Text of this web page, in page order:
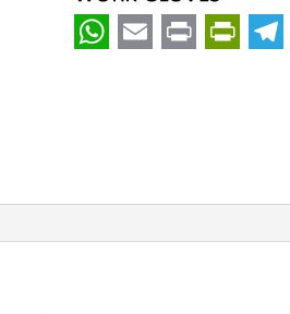
s
A
l t t
F
g
r